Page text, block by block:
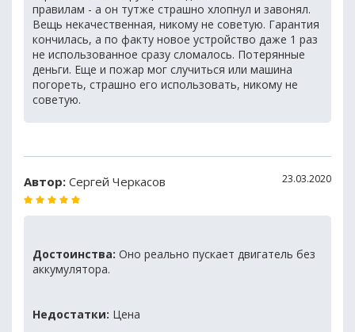
правилам - а он тутже страшно хлопнул и завонял.
Вещь некачественная, никому не советую. Гарантия
кончилась, а по факту новое устройство даже 1 раз
не использованное сразу сломалось. Потерянные
деньги. Еще и пожар мог случиться или машина
погореть, страшно его использовать, никому не
советую.
Автор: Сергей Черкасов 23.03.2020
Достоинства: Оно реально пускает двигатель без
аккумулятора.
Недостатки: Цена